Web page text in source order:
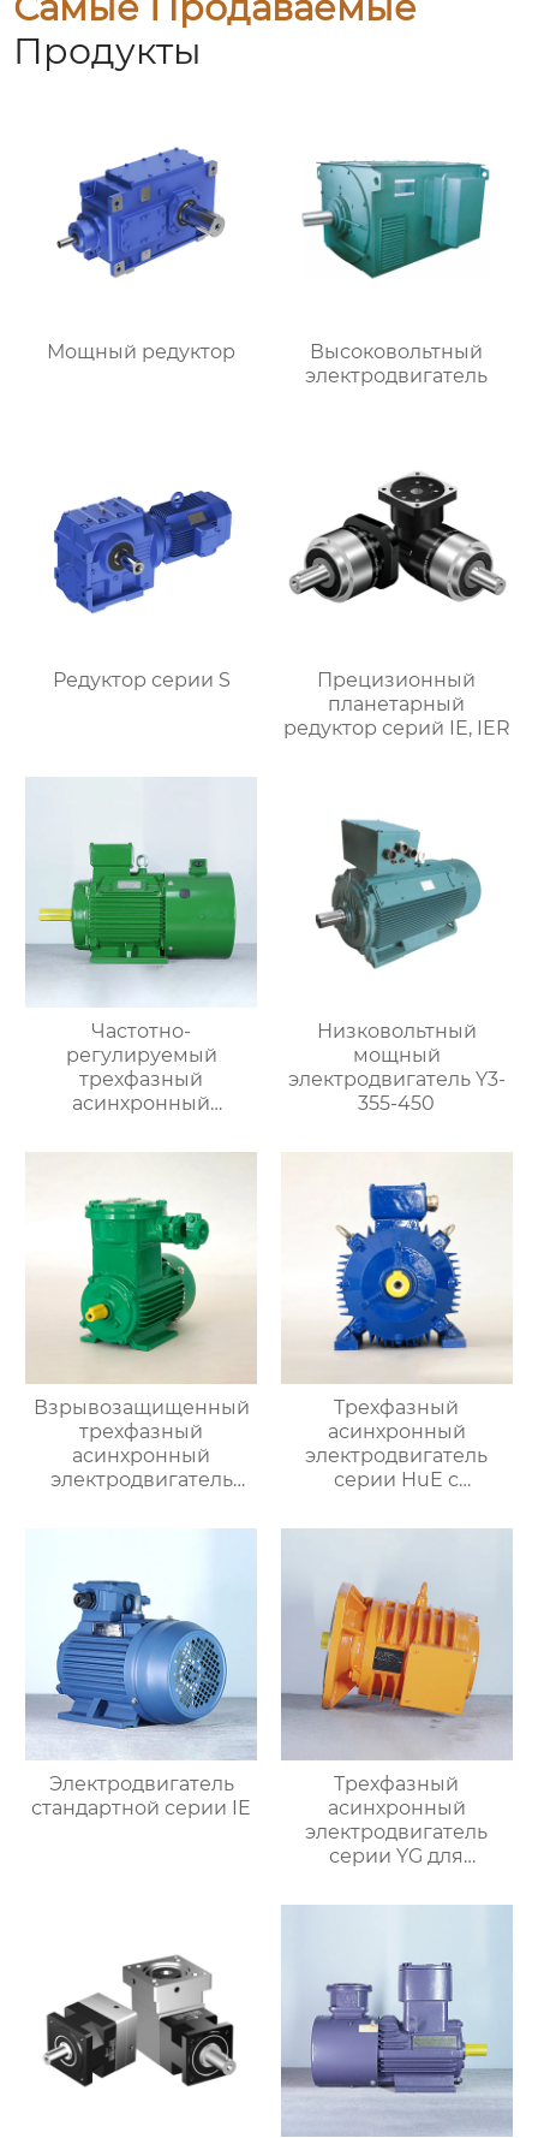
Продукты
Мощный редуктор
Высоковольтный
электродвигатель
Редуктор серии S
Прецизионный
планетарный
редуктор серий IE, IER
Частотно-
регулируемый
трехфазный
асинхронный
серии YVF2
Низковольтный
мощный
электродвигатель Y3-
355-450
Взрывозащищенный
трехфазный
асинхронный
электродвигатель
Трехфазный
асинхронный
электродвигатель
серии HuE с
Электродвигатель
стандартной серии IE
Трехфазный
асинхронный
электродвигатель
серии YG для